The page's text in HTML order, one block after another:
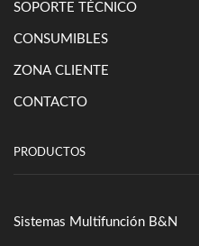
SOPORTE TÉCNICO
CONSUMIBLES
ZONA CLIENTE
CONTACTO
PRODUCTOS
Sistemas Multifunción B&N